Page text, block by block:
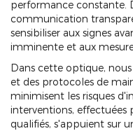
performance constante.
communication
sensibiliser aux signes
imminente et aux
Dans cette optique,
et des protocoles de
minimisent les risques
interventions,
qualifiés, s'appuient sur